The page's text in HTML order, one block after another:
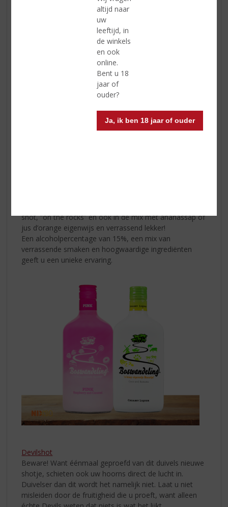
altijd naar
uw
leeftijd, in
de winkels
en ook
online.
Bent u 18
jaar of
ouder?
Ja, ik ben 18 jaar of ouder
shot, “on the rocks” en ook in de mix met ananassap of
jus d’orange eigenwijs en verrassend lekker!
Een alcoholpercentage van 15%, een mix van
verrassende smaken en hoogwaardige ingrediënten
geeft u een unieke ervaring.
Devilshot
Beware! Want éénmaal geproefd van dit duivels nieuwe
shotje, schieten ook uw hoorns direct de lucht in.
Duivelser dan dit wordt het namelijk niet. Laat u niet
misleiden door de fruitigheid die u proeft, want alleen